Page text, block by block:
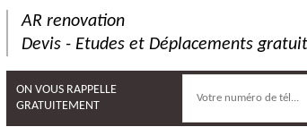
AR renovation
Devis - Etudes et Déplacements
ON VOUS RAPPELLE
GRATUITEMENT